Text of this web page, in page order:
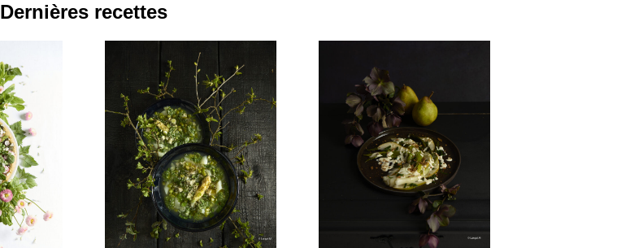
Dernières recettes